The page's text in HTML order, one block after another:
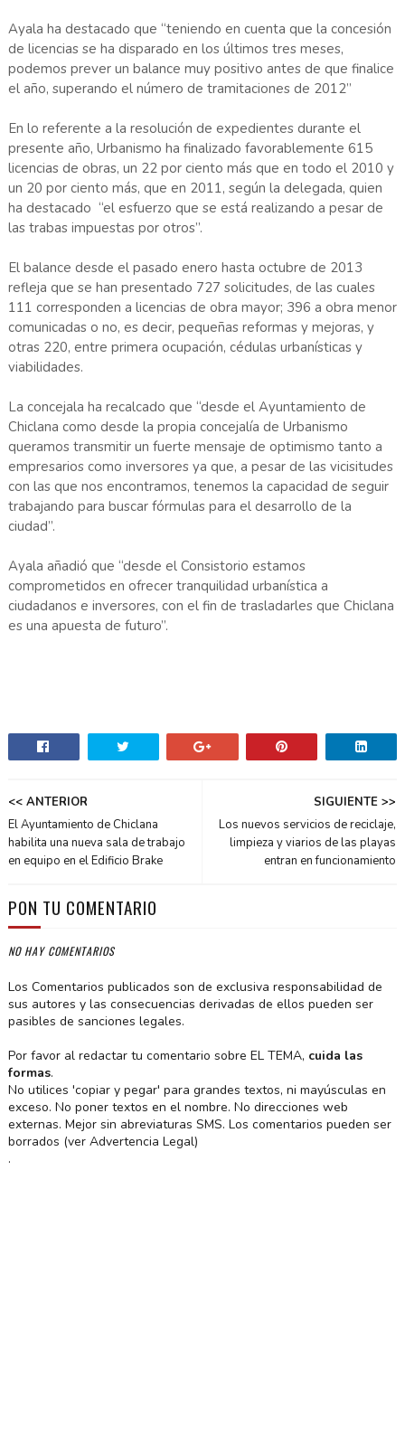
Ayala ha destacado que “teniendo en cuenta que la concesión
de licencias se ha disparado en los últimos tres meses,
podemos prever un balance muy positivo antes de que finalice
el año, superando el número de tramitaciones de 2012”
En lo referente a la resolución de expedientes durante el
presente año, Urbanismo ha finalizado favorablemente 615
licencias de obras, un 22 por ciento más que en todo el 2010 y
un 20 por ciento más, que en 2011, según la delegada, quien
ha destacado “el esfuerzo que se está realizando a pesar de
las trabas impuestas por otros”.
El balance desde el pasado enero hasta octubre de 2013
refleja que se han presentado 727 solicitudes, de las cuales
111 corresponden a licencias de obra mayor; 396 a obra menor
comunicadas o no, es decir, pequeñas reformas y mejoras, y
otras 220, entre primera ocupación, cédulas urbanísticas y
viabilidades.
La concejala ha recalcado que “desde el Ayuntamiento de
Chiclana como desde la propia concejalía de Urbanismo
queramos transmitir un fuerte mensaje de optimismo tanto a
empresarios como inversores ya que, a pesar de las vicisitudes
con las que nos encontramos, tenemos la capacidad de seguir
trabajando para buscar fórmulas para el desarrollo de la
ciudad”.
Ayala añadió que “desde el Consistorio estamos
comprometidos en ofrecer tranquilidad urbanística a
ciudadanos e inversores, con el fin de trasladarles que Chiclana
es una apuesta de futuro”.
SIGUIENTE >>
Los nuevos servicios de reciclaje,
limpieza y viarios de las playas
entran en funcionamiento
<< ANTERIOR
El Ayuntamiento de Chiclana
habilita una nueva sala de trabajo
en equipo en el Edificio Brake
PON TU COMENTARIO
NO HAY COMENTARIOS
Los Comentarios publicados son de exclusiva responsabilidad de
sus autores y las consecuencias derivadas de ellos pueden ser
pasibles de sanciones legales.
Por favor al redactar tu comentario sobre EL TEMA, cuida las
formas.
No utilices 'copiar y pegar' para grandes textos, ni mayúsculas en
exceso. No poner textos en el nombre. No direcciones web
externas. Mejor sin abreviaturas SMS. Los comentarios pueden ser
borrados (ver Advertencia Legal)
.